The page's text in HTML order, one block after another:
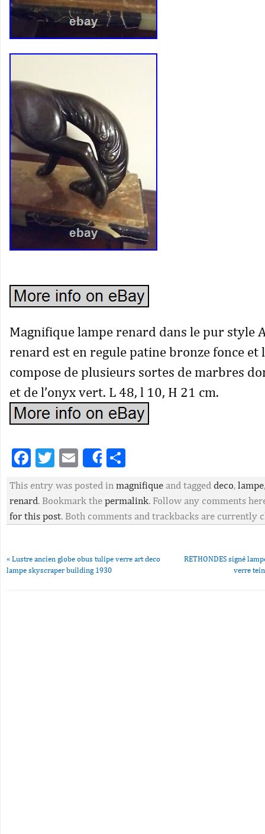
Magnifique lampe renard dans le pur style
renard est en regule patine bronze fonce et
compose de plusieurs sortes de marbres
et de l’onyx vert. L 48, l 10, H 21 cm.
Facebook
Twitter
EmailShare
This entry was posted in magnifique and tagged deco, lampe
renard. Bookmark the permalink. Follow any comments
for this post. Both comments and trackbacks are currently
« Lustre ancien globe obus tulipe verre art deco
lampe skyscraper building 1930
RETHONDES signé
verre